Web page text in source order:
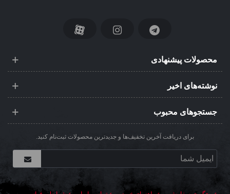
محصولات پیشنهادی
نوشته‌های اخیر
جستجوهای محبوب
برای دریافت آخرین تخفیف‌ها و جدیدترین محصولات ثبت‌نام کنید.